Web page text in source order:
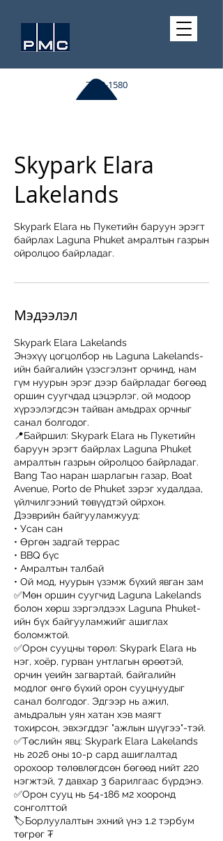
7510-1580
Skypark Elara
Lakelands
Skypark Elara нь Пукетийн баруун эрэгт
байрлах Laguna Phuket амралтын газрын
ойролцоо байрладаг.
Мэдээлэл
Skypark Elara Lakelands
Энэхүү цогцолбор нь Laguna Lakelands-
ийн байгалийн үзэсгэлэнт орчинд, нам
гүм нуурын эрэг дээр байрладаг бөгөөд
оршин суугчдад цэцэрлэг, ой модоор
хүрээлэгдсэн тайван амьдрах орчныг
санал болгодог.
📍Байршил: Skypark Elara нь Пукетийн
баруун эрэгт байрлах Laguna Phuket
амралтын газрын ойролцоо байрладаг.
Bang Tao наран шарлагын газар, Boat
Avenue, Porto de Phuket зэрэг худалдаа,
үйлчилгээний төвүүдтэй ойрхон.
Дээврийн байгууламжууд:
• Усан сан
• Өргөн задгай террас
• BBQ бүс
• Амралтын талбай
• Ой мод, нуурын үзэмж бүхий явган зам
✅Мөн оршин суугчид Laguna Lakelands
болон хөрш зэргэлдээх Laguna Phuket-
ийн бүх байгууламжийг ашиглах
боломжтой.
✅Орон сууцны төрөл: Skypark Elara нь
нэг, хоёр, гурван унтлагын өрөөтэй,
орчин үеийн загвартай, байгалийн
модлог өнгө бүхий орон сууцнуудыг
санал болгодог. Эдгээр нь ажил,
амьдралын уян хатан хэв маягт
тохирсон, эвхэгддэг "ажлын шүүгээ"-тэй.
✅Төслийн явц: Skypark Elara Lakelands
нь 2026 оны 10-р сард ашиглалтад
орохоор төлөвлөгдсөн бөгөөд нийт 220
нэгжтэй, 7 давхар 3 барилгаас бүрдэнэ.
✅Орон сууц нь 54-186 м2 хооронд
сонголттой
🏷Борлуулалтын эхний үнэ 1.2 тэрбум
төгрөг ₮